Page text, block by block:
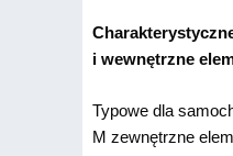
i wewnętrzne
Typowe dla
M zewnętrzne